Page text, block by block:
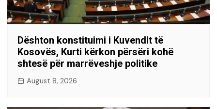
Dështon konstituimi i Kuvendit të
Kosovës, Kurti kërkon përsëri kohë
shtesë për marrëveshje politike
August 8, 2026